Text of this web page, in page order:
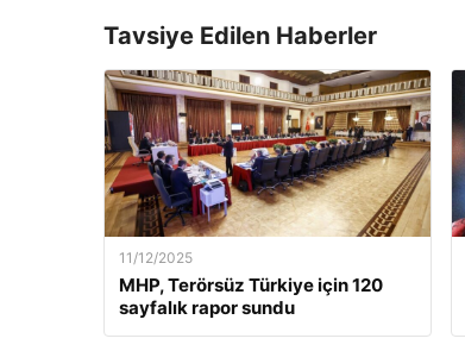
Tavsiye Edilen Haberler
11/12/2025
MHP, Terörsüz Türkiye için 120
sayfalık rapor sundu